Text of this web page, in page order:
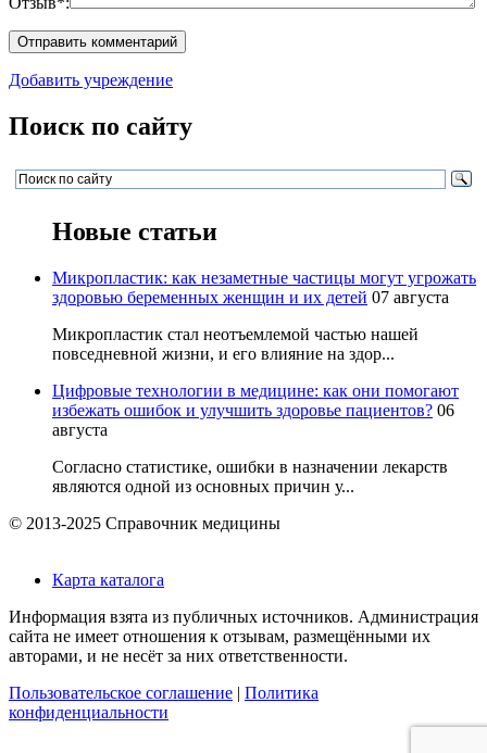
Добавить учреждение
Поиск по сайту
Новые статьи
Микропластик: как незаметные частицы могут угрожать
здоровью беременных женщин и их детей 07 августа
Микропластик стал неотъемлемой частью нашей
повседневной жизни, и его влияние на здор...
Цифровые технологии в медицине: как они помогают
избежать ошибок и улучшить здоровье пациентов? 06
августа
Согласно статистике, ошибки в назначении лекарств
являются одной из основных причин у...
© 2013-2025 Справочник медицины
Карта каталога
Информация взята из публичных источников. Администрация
сайта не имеет отношения к отзывам, размещёнными их
авторами, и не несёт за них ответственности.
Пользовательское соглашение | Политика
конфиденциальности